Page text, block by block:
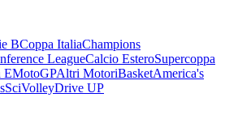
BCoppa ItaliaChampions
LeagueCalcio EsteroSupercoppa
EMotoGPAltri MotoriBasketAmerica's
SciVolleyDrive UP